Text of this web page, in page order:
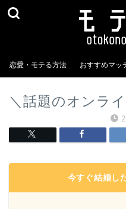
恋愛・モテる方法 おすすめマッ
＼話題のオンラ
今すぐ結婚し